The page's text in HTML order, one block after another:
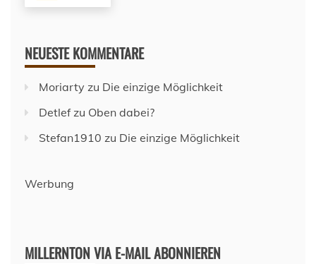
NEUESTE KOMMENTARE
Moriarty zu Die einzige Möglichkeit
Detlefzu Oben dabei?
Stefan1910 zu Die einzige Möglichkeit
Werbung
MILLERNTON VIA E-MAIL ABONNIEREN